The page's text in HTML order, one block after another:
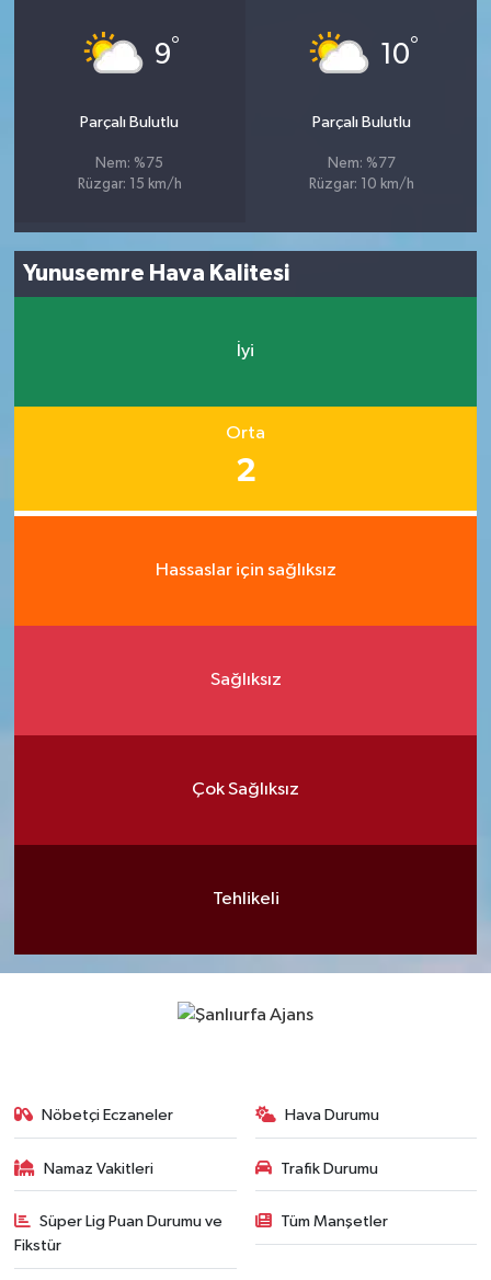
9°
Parçalı Bulutlu
Nem: %75
Rüzgar: 15 km/h
10°
Parçalı Bulutlu
Nem: %77
Rüzgar: 10 km/h
Yunusemre Hava Kalitesi
İyi
Orta
2
Hassaslar için sağlıksız
Sağlıksız
Çok Sağlıksız
Tehlikeli
Nöbetçi Eczaneler Hava Durumu
Namaz Vakitleri Trafik Durumu
Süper Lig Puan Durumu ve
Fikstür
Tüm Manşetler